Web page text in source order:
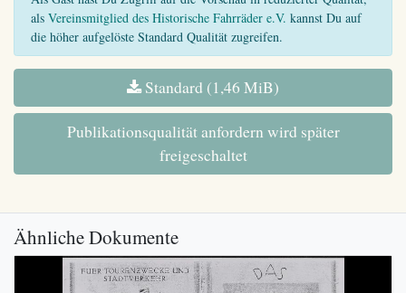
als Vereinsmitglied des Historische Fahrräder e.V. kannst Du auf
die höher aufgelöste Standard Qualität zugreifen.
Standard (1,46 MiB)
Publikationsqualität anfordern wird später
freigeschaltet
Ähnliche Dokumente